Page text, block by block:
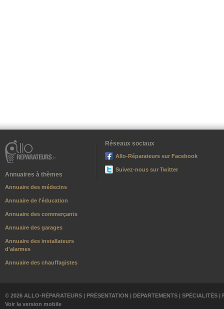
Annuaires à thèmes
Annuaire des médecins
Annuaire de l'éducation
Annuaire des commerçants
Annuaire des garages
Annuaire des installateurs
d'alarmes
Annuaire des chauffagistes
Réseaux sociaux
Allo-Réparateurs sur Facebook
Suivez-nous sur Twitter
© 2026 ALLO-RÉPARATEURS | PRÉSENTATION | DÉPARTEMENTS | SPÉCIALITÉS |
Voir la version mobile